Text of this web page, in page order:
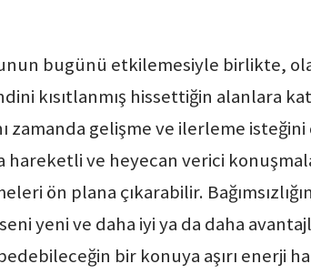
bugünü etkilemesiyle birlikte,
kısıtlanmış hissettiğin alanlara
zamanda gelişme ve ilerleme
ve heyecan verici
ön plana çıkarabilir.
yeni ve daha iyi ya da daha
bir konuya aşırı enerji